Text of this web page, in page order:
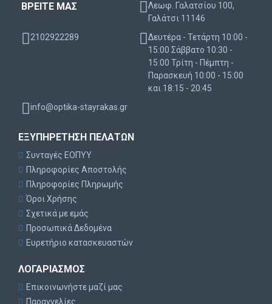
ΒΡΕΙΤΕ ΜΑΣ
Λεωφ. Γαλατσίου 100,
Γαλάτσι 11146
2102922289
Δευτέρα - Τετάρτη 10:00 -
15:00 Σάββατο 10:30 -
15:00 Τρίτη - Πέμπτη -
Παρασκευή 10:00 - 15:00
και 18:15 - 20:45
info@optika-stayrakas.gr
ΕΞΥΠΗΡΈΤΗΣΗ ΠΕΛΑΤΏΝ
Συνταγές ΕΟΠΥΥ
Πληροφορίες Αποστολής
Πληροφορίες Πληρωμής
Όροι Χρήσης
Σχετικά με εμάς
Προσωπικά Δεδομένα
Ευρετήριο κατασκευαστών
ΛΟΓΑΡΙΑΣΜΌΣ
Επικοινωνήστε μαζί μας
Παραγγελίες